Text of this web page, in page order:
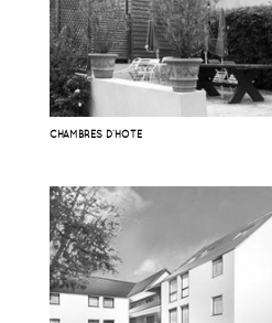
CHAMBRES D’HOTE